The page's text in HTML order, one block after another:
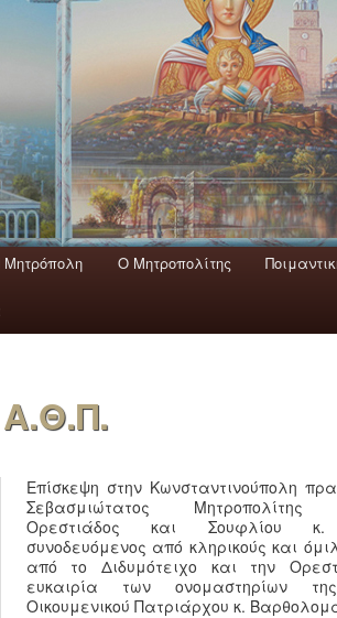
Mητρόπολη Ο Mητροπολίτης
Επίσκεψη στην Κωνσταντινούπολη
Σεβασμιώτατος Μητροπολίτης
Ορεστιάδος και Σουφλίου κ.
συνοδευόμενος από κληρικούς και
από το Διδυμότειχο και την
ευκαιρία των ονομαστηρίων
Οικουμενικού Πατριάρχου κ.